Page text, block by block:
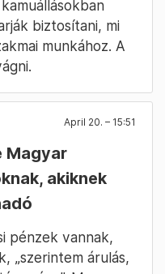
forintot égetett
a Fidesz-
milliárd forintot
többek közt
nagy részét
utalták. Az Állami
volna ennek
a jó gazda
biztosítani, mi
munkához. A